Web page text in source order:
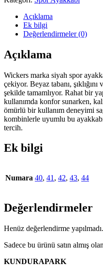
Açıklama
Ek bilgi
Değerlendirmeler (0)
Açıklama
Wickers marka siyah spor
çekiyor. Beyaz tabanı,
şekilde tamamlıyor. Rahat bir
kullanımda konfor sunarken,
ömürlü bir kullanım deneyimi
kombinlerle uyumlu bu
tercih.
Ek bilgi
Numara 40, 41 , 42, 43, 44
Değerlendirmeler
Henüz değerlendirme yapılmadı.
Sadece bu ürünü satın almış
KUNDURAPARK